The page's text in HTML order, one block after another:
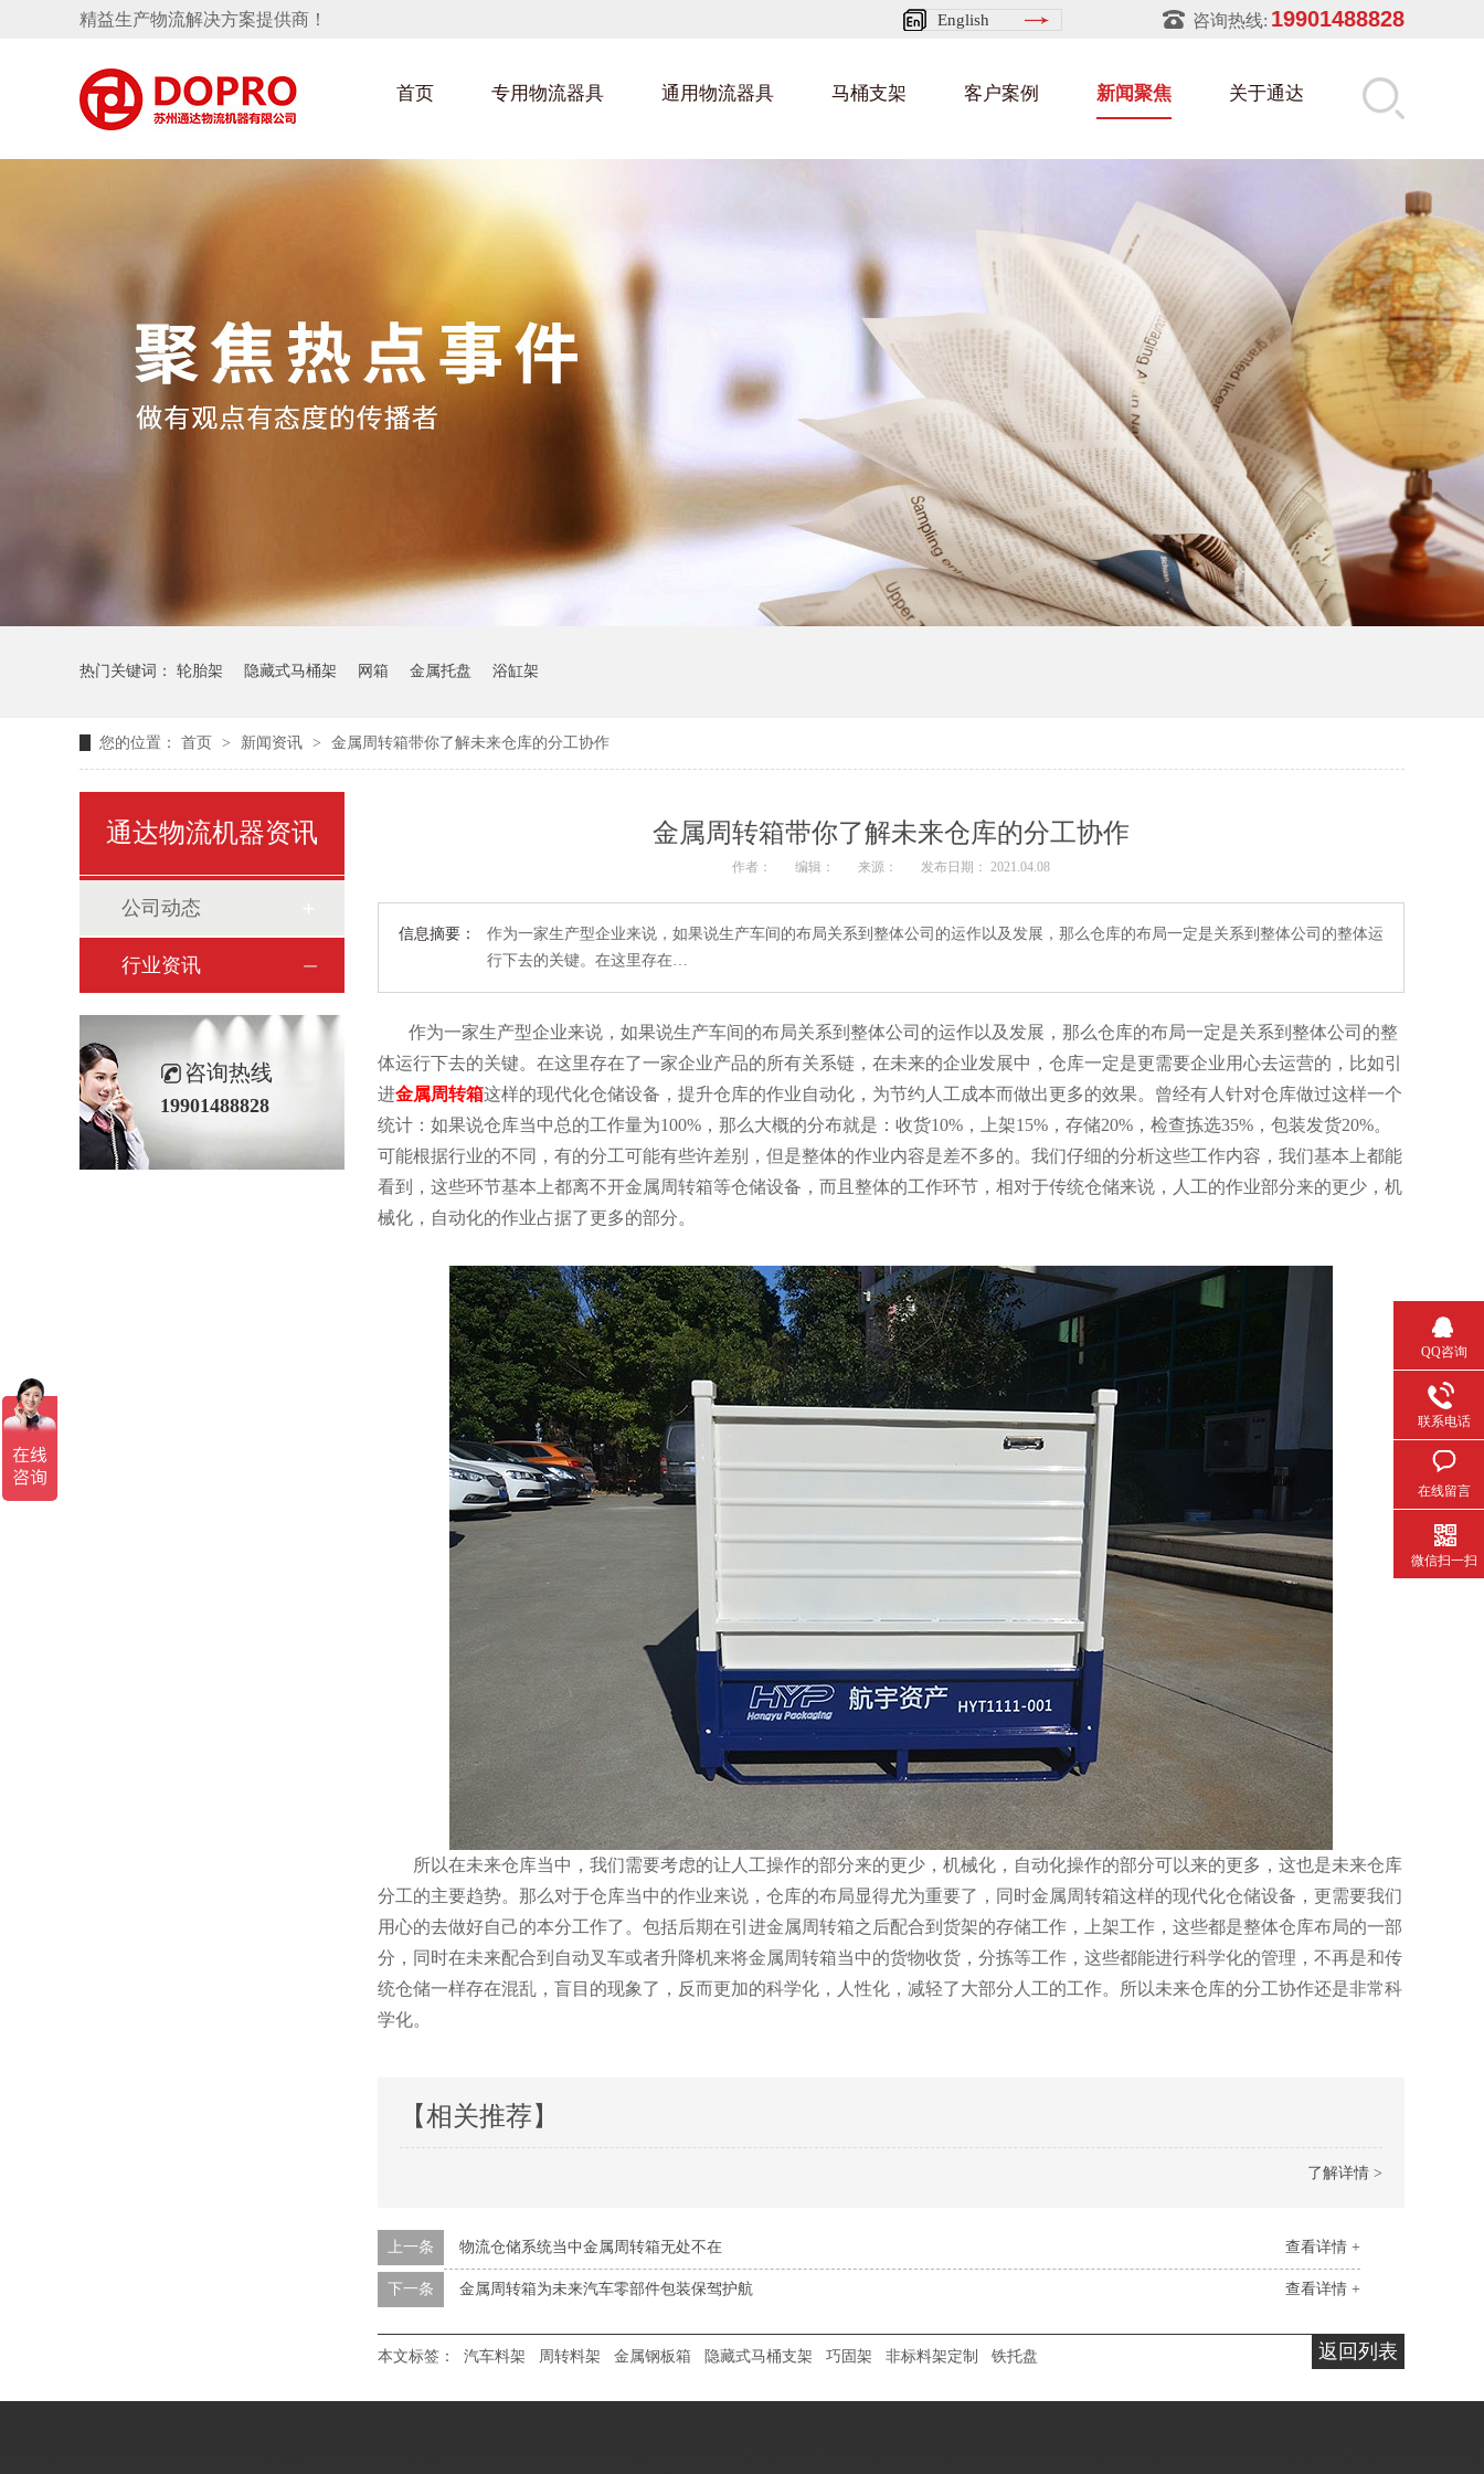
咨询热线: 19901488828
English
精益生产物流解决方案提供商！
首页 专用物流器具
转向机料架
消声器料架
KD包装箱
悬挂料架
丝车/纺丝车 玻璃架 浴缸托盘
通用物流器具
金属零件盒
网箱 钢板箱 金属托盘
货架系统 猪饲料槽
马桶支架 客户案例
建筑行业
卫浴行业 化工行业 包装行业
新闻聚焦 关于通达
热门关键词： 轮胎架 隐藏式马桶架 网箱 金属托盘 浴缸架
您的位置： 首页 > 新闻资讯 > 金属周转箱带你了解未来仓库的分工协作
金属周转箱带你了解未来仓库的分工协作
作者： 编辑： 来源： 发布日期： 2021.04.08
信息摘要：
作为一家生产型企业来说，如果说生产车间的布局关系到整体公司的运作以及发展，那么仓库的布局一定是关系到整体公司的整体运
行下去的关键。在这里存在…
作为一家生产型企业来说，如果说生产车间的布局关系到整体公司的运作以及发展，那么仓库的布局一定是关系到整体公司的整
体运行下去的关键。在这里存在了一家企业产品的所有关系链，在未来的企业发展中，仓库一定是更需要企业用心去运营的，比如引
进金属周转箱这样的现代化仓储设备，提升仓库的作业自动化，为节约人工成本而做出更多的效果。曾经有人针对仓库做过这样一个
统计：如果说仓库当中总的工作量为100%，那么大概的分布就是：收货10%，上架15%，存储20%，检查拣选35%，包装发货20%。
可能根据行业的不同，有的分工可能有些许差别，但是整体的作业内容是差不多的。我们仔细的分析这些工作内容，我们基本上都能
看到，这些环节基本上都离不开金属周转箱等仓储设备，而且整体的工作环节，相对于传统仓储来说，人工的作业部分来的更少，机
械化，自动化的作业占据了更多的部分。
所以在未来仓库当中，我们需要考虑的让人工操作的部分来的更少，机械化，自动化操作的部分可以来的更多，这也是未来仓库
分工的主要趋势。那么对于仓库当中的作业来说，仓库的布局显得尤为重要了，同时金属周转箱这样的现代化仓储设备，更需要我们
用心的去做好自己的本分工作了。包括后期在引进金属周转箱之后配合到货架的存储工作，上架工作，这些都是整体仓库布局的一部
分，同时在未来配合到自动叉车或者升降机来将金属周转箱当中的货物收货，分拣等工作，这些都能进行科学化的管理，不再是和传
统仓储一样存在混乱，盲目的现象了，反而更加的科学化，人性化，减轻了大部分人工的工作。所以未来仓库的分工协作还是非常科
学化。
【相关推荐】
了解详情 >
查看详情 +
上一条 物流仓储系统当中金属周转箱无处不在
查看详情 +
下一条 金属周转箱为未来汽车零部件包装保驾护航
返回列表
本文标签： 汽车料架 周转料架 金属钢板箱 隐藏式马桶支架 巧固架 非标料架定制 铁托盘
通达物流机器资讯
公司动态
行业资讯
咨询热线
19901488828
QQ咨询
联系电话
在线留言
微信扫一扫